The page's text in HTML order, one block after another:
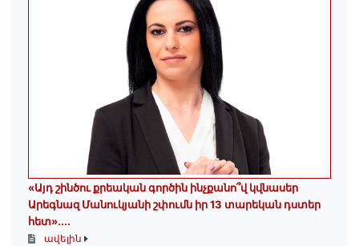
«Այդ շինծու քրեական գործին ինչքանո՞վ կվնասեր
Արեգնազ Մանուկյանի շփումն իր 13 տարեկան դստեր
հետ»․...
ավելին